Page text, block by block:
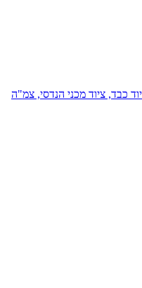
כבד, ציוד מכני הנדסי, צמ"ה